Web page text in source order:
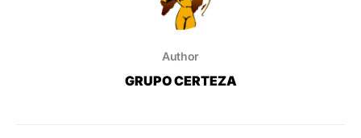
Author
GRUPO CERTEZA